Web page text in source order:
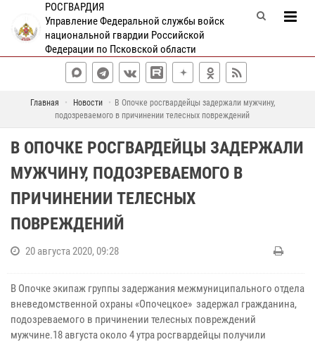
РОСГВАРДИЯ
Управление Федеральной службы войск
национальной гвардии Российской
Федерации по Псковской области
Главная Новости
В Опочке росгвардейцы задержали мужчину,
подозреваемого в причинении телесных повреждений
В ОПОЧКЕ РОСГВАРДЕЙЦЫ ЗАДЕРЖАЛИ
МУЖЧИНУ, ПОДОЗРЕВАЕМОГО В
ПРИЧИНЕНИИ ТЕЛЕСНЫХ
ПОВРЕЖДЕНИЙ
20 августа 2020, 09:28
В Опочке экипаж группы задержания межмуниципального отдела
вневедомственной охраны «Опочецкое» задержал гражданина,
подозреваемого в причинении телесных повреждений
мужчине.18 августа около 4 утра росгвардейцы получили